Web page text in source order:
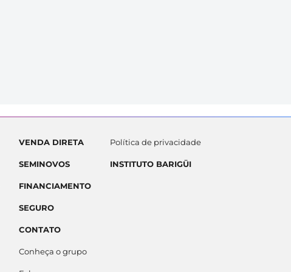
VENDA DIRETA
SEMINOVOS
FINANCIAMENTO
SEGURO
CONTATO
Conheça o grupo
Política de privacidade
INSTITUTO BARIGÜI